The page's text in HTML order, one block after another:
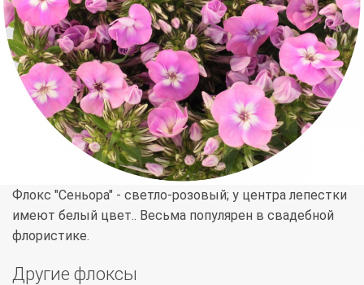
Флокс "Сеньора" - светло-розовый; у центра лепестки
имеют белый цвет.. Весьма популярен в свадебной
флористике.
Другие флоксы